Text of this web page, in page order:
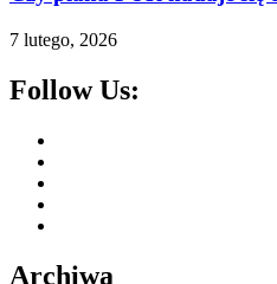
7 lutego, 2026
Follow Us:
Archiwa